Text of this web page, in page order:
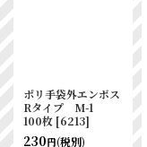
ポリ手袋外エンボス
Rタイプ M-1
100枚 [6213]
230円(税別)